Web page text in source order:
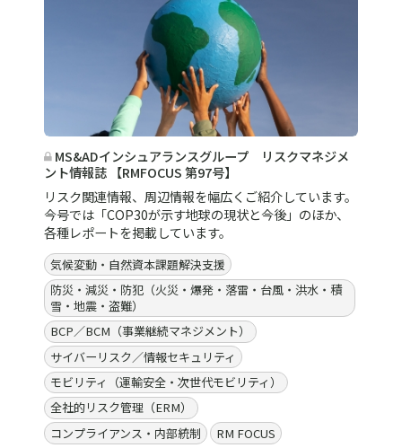
MS&ADインシュアランスグループ リスクマネジメ
ント情報誌 【RMFOCUS 第97号】
リスク関連情報、周辺情報を幅広くご紹介しています。
今号では「COP30が示す地球の現状と今後」のほか、
各種レポートを掲載しています。
気候変動・自然資本課題解決支援
防災・減災・防犯（火災・爆発・落雷・台風・洪水・積
雪・地震・盗難）
BCP／BCM（事業継続マネジメント）
サイバーリスク／情報セキュリティ
モビリティ（運輸安全・次世代モビリティ）
全社的リスク管理（ERM）
コンプライアンス・内部統制
RM FOCUS